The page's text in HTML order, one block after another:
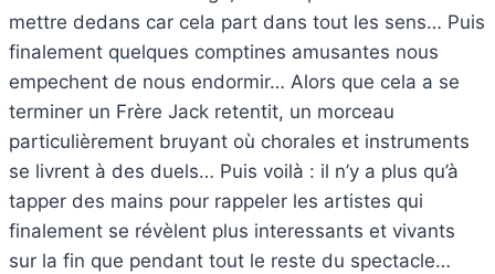
mettre dedans car cela part dans tout les sens… Puis
finalement quelques comptines amusantes nous
empechent de nous endormir… Alors que cela a se
terminer un Frère Jack retentit, un morceau
particulièrement bruyant où chorales et instruments
se livrent à des duels… Puis voilà : il n’y a plus qu’à
tapper des mains pour rappeler les artistes qui
finalement se révèlent plus interessants et vivants
sur la fin que pendant tout le reste du spectacle…